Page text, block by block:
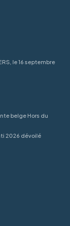
le 16 septembre
belge Hors du
2026 dévoilé